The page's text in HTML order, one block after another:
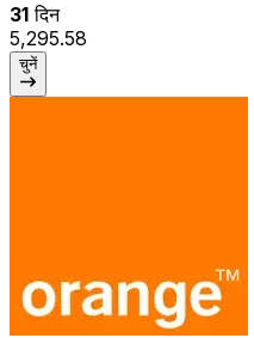
31 दिन
₹5,295.58
चुनें